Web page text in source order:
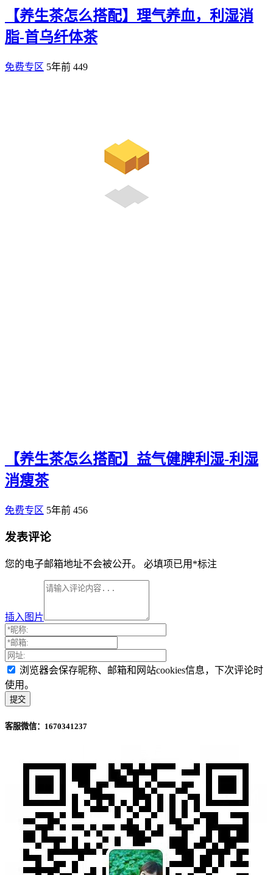
【养生茶怎么搭配】理气养血，利湿消
脂-首乌纤体茶
免费专区 5年前 449
【养生茶怎么搭配】益气健脾利湿-利湿
消瘦茶
免费专区 5年前 456
发表评论
您的电子邮箱地址不会被公开。 必填项已用 *标注
插入图片
浏览器会保存昵称、邮箱和网站cookies信息，下次评论时
使用。
客服微信：1670341237